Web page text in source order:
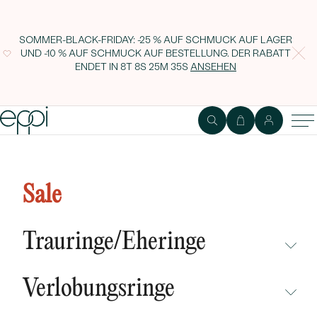
SOMMER-BLACK-FRIDAY: -25 % AUF SCHMUCK AUF LAGER
UND -10 % AUF SCHMUCK AUF BESTELLUNG. DER RABATT
ENDET IN 8T 8S 25M 34SANSEHEN
Sale
Trauringe/Eheringe
NEUHEITEN
Verlobungsringe
Diamant Noelani